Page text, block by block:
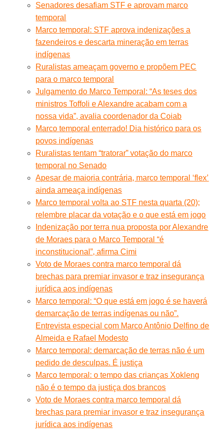
Senadores desafiam STF e aprovam marco
temporal
Marco temporal: STF aprova indenizações a
fazendeiros e descarta mineração em terras
indígenas
Ruralistas ameaçam governo e propõem PEC
para o marco temporal
Julgamento do Marco Temporal: “As teses dos
ministros Toffoli e Alexandre acabam com a
nossa vida”, avalia coordenador da Coiab
Marco temporal enterrado! Dia histórico para os
povos indígenas
Ruralistas tentam “tratorar” votação do marco
temporal no Senado
Apesar de maioria contrária, marco temporal ‘flex’
ainda ameaça indígenas
Marco temporal volta ao STF nesta quarta (20);
relembre placar da votação e o que está em jogo
Indenização por terra nua proposta por Alexandre
de Moraes para o Marco Temporal “é
inconstitucional”, afirma Cimi
Voto de Moraes contra marco temporal dá
brechas para premiar invasor e traz insegurança
jurídica aos indígenas
Marco temporal: “O que está em jogo é se haverá
demarcação de terras indígenas ou não”.
Entrevista especial com Marco Antônio Delfino de
Almeida e Rafael Modesto
Marco temporal: demarcação de terras não é um
pedido de desculpas. É justiça
Marco temporal: o tempo das crianças Xokleng
não é o tempo da justiça dos brancos
Voto de Moraes contra marco temporal dá
brechas para premiar invasor e traz insegurança
jurídica aos indígenas